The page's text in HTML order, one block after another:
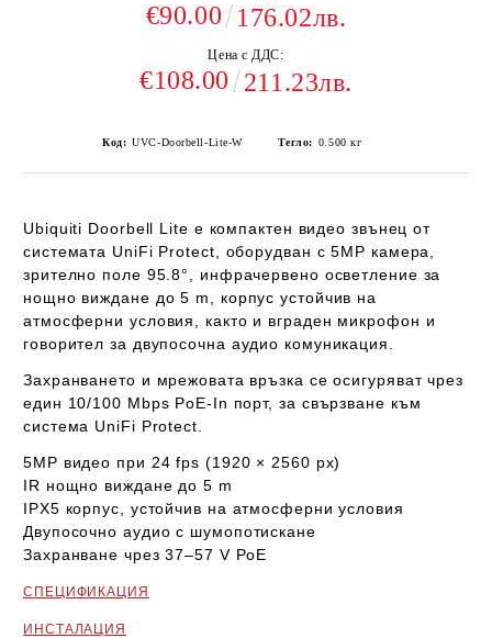
€90.00 176.02лв.
Цена с ДДС:
€108.00 211.23лв.
Код: UVC-Doorbell-Lite-W Тегло: 0.500 кг
Ubiquiti Doorbell Lite е компактен видео звънец от
системата UniFi Protect , оборудван с5MP камера
зрително поле 95.8°
, инфрачервено осветление за
нощно виждане до5 m
, корпус устойчив на
атмосферни условия, както и вграден микрофон и
говорител за двупосочна аудио комуникация.
Захранването и мрежовата връзка се осигуряват чрез
един 10/100 Mbps PoE-In порт, за свързване към
система UniFi Protect
5MP видео при 24 fps (1920 × 2560 px)
IR нощно виждане до 5 m
IPX5 корпус , устойчив на атмосферни условия
Двупосочно аудио с шумопотискане
Захранване чрез 37–57 V PoE
СПЕЦИФИКАЦИЯ
ИНСТАЛАЦИЯ